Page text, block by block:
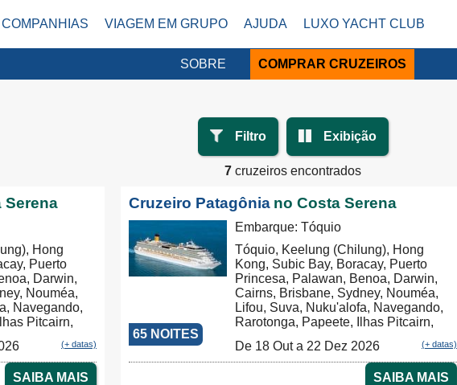
COMPANHIAS VIAGEM EM GRUPO AJUDA LUXO YACHT CLUB
SOBRE COMPRAR CRUZEIROS
Filtro Exibição
7 cruzeiros encontrados
Serena
Hong
Puerto
Darwin,
Nouméa,
Navegando,
Pitcairn,
(+ datas)
SAIBA MAIS
Cruzeiro Patagônia no Costa Serena
65 NOITES
Embarque: Tóquio
Tóquio, Keelung (Chilung), Hong
Kong, Subic Bay, Boracay, Puerto
Princesa, Palawan, Benoa, Darwin,
Cairns, Brisbane, Sydney, Nouméa,
Lifou, Suva, Nuku'alofa, Navegando,
Rarotonga, Papeete, Ilhas Pitcairn,
Montt, Puerto Chacabuco, Punta
Arenas, Ushuaia, Puerto Madryn,
De 18 Out a 22 Dez 2026 (+ datas)
SAIBA MAIS